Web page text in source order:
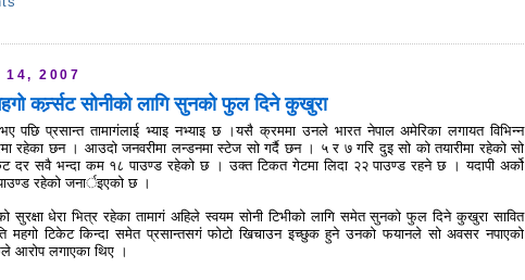
14, 2007
कर्न्र्सट सोनीको लागि सुनको फुल दिने कुखुरा
पछि प्रसान्त तामागंलाई भ्याइ नभ्याइ छ ।यसै क्रममा उनले भारत नेपाल अमेरिका लगायत विभिन्न
रहेका छन । आउदो जनवरीमा लन्डनमा स्टेज सो गर्दै छन । ५ र ७ गरि दुइ सो को तयारीमा रहेको सो
दर सवै भन्दा कम १८ पाउण्ड रहेको छ । उक्त टिकत गेटमा लिदा २२ पाउण्ड रहने छ । यदापी अर्को
रहेको जनार्इएको छ ।
सुरक्षा धेरा भित्र रहेका तामागं अहिले स्वयम सोनी टिभीको लागि समेत सुनको फुल दिने कुखुरा सावित
महगो टिकेट किन्दा समेत प्रसान्तसगं फोटो खिचाउन इच्छुक हुने उनको फयानले सो अवसर नपाएको
आरोप लगाएका थिए ।